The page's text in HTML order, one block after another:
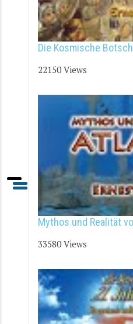
Die Kosmische
22150 Views
Mythos und Realität
33580 Views